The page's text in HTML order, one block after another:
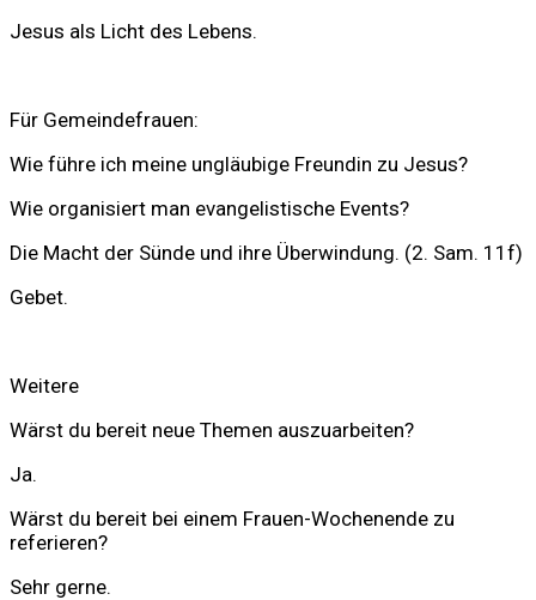
Jesus als Licht des Lebens.
Für Gemeindefrauen:
Wie führe ich meine ungläubige Freundin zu Jesus?
Wie organisiert man evangelistische Events?
Die Macht der Sünde und ihre Überwindung. (2. Sam. 11f)
Gebet.
Weitere
Wärst du bereit neue Themen auszuarbeiten?
Ja.
Wärst du bereit bei einem Frauen-Wochenende zu
referieren?
Sehr gerne.